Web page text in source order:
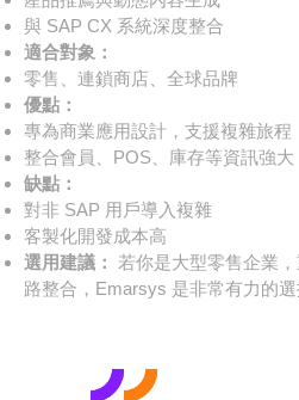
與 SAP CX 系統深度整合
適合對象：
零售、連鎖商店、全球品牌
優點：
專為商業應用設計，支援複雜旅程
整合會員、POS、庫存等資訊強大
缺點：
對非 SAP 用戶導入複雜
客製化開發成本高
選用建議：
若你是大型零售企業
路整合，Emarsys 是非常有力的選